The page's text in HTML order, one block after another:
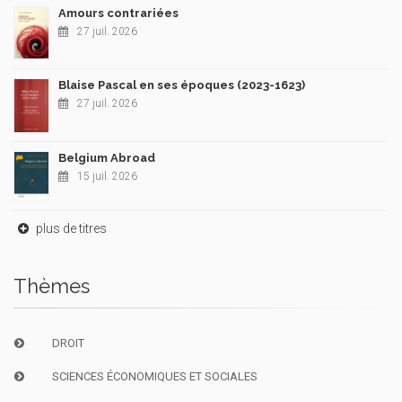
Amours contrariées
27 juil. 2026
Blaise Pascal en ses époques (2023-1623)
27 juil. 2026
Belgium Abroad
15 juil. 2026
plus de titres
Thèmes
DROIT
SCIENCES ÉCONOMIQUES ET SOCIALES